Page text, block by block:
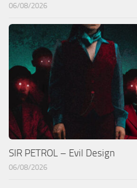
06/08/2026
SIR PETROL – Evil Design
06/08/2026